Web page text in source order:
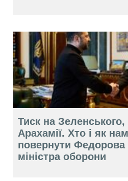
Тиск на Зеленського,
Арахамії. Хто і як
повернути Федорова
міністра оборони